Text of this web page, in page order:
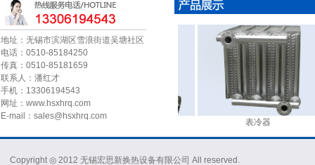
电机换热器的原理
螺旋缠绕管式换热器是由于什么原因导致的运行不畅呢？
浅谈空气热交换器的工作原理
什么是空气换热器？
地址：无锡市滨湖区雪浪街道吴塘社区
电话：0510-85184250
传真：0510-85181659
联系人：潘红才
手机：13306194543
网址：www.hsxhrq.com
E-mail：sales@hsxhrq.com
表冷器
Copyright ◎ 2012 无锡宏思新换热设备有限公司 All reserved.